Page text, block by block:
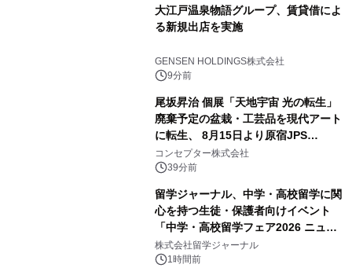
大江戸温泉物語グループ、賃貸借によ
る新規出店を実施
GENSEN HOLDINGS株式会社
9分前
尾坂昇治 個展「天地宇宙 光の転生」
廃棄予定の盆栽・工芸品を現代アート
に転生、 8月15日より原宿JPS
Galleryにて約30点を展示
コンセプター株式会社
39分前
留学ジャーナル、中学・高校留学に関
心を持つ生徒・保護者向けイベント
「中学・高校留学フェア2026 ニュー
ジーランド＆オーストラリア」を
9/12(土)に開催
株式会社留学ジャーナル
1時間前